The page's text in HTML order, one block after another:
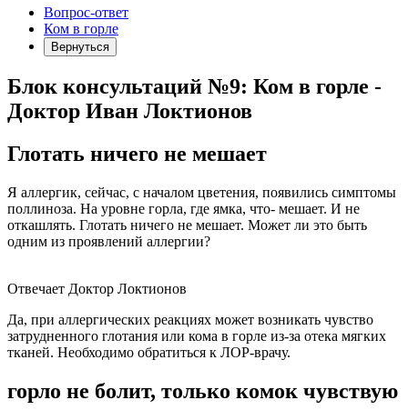
Вопрос-ответ
Ком в горле
Вернуться
Блок консультаций №9: Ком в горле -
Доктор Иван Локтионов
Глотать ничего не мешает
Я аллергик, сейчас, с началом цветения, появились симптомы
поллиноза. На уровне горла, где ямка, что- мешает. И не
откашлять. Глотать ничего не мешает. Может ли это быть
одним из проявлений аллергии?
Отвечает Доктор Локтионов
Да, при аллергических реакциях может возникать чувство
затрудненного глотания или кома в горле из-за отека мягких
тканей. Необходимо обратиться к ЛОР-врачу.
горло не болит, только комок чувствую